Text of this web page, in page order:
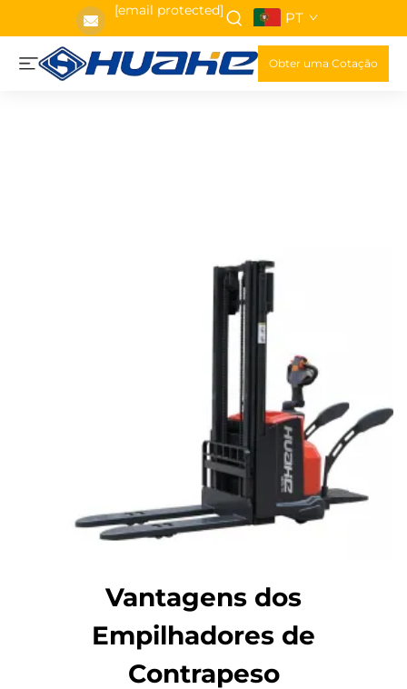
[email protected] PT
Obter uma Cotação
Vantagens dos
Empilhadores de
Contrapeso